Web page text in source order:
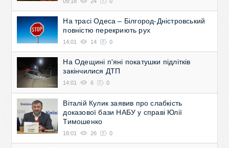
На трасі Одеса – Білгород-Дністровський
повністю перекриють рух
14:01 14 0
На Одещині п'яні покатушки підлітків
закінчилися ДТП
14:01 6 0
Віталій Кулик заявив про слабкість
доказової бази НАБУ у справі Юлії
Тимошенко
18:01 26 0